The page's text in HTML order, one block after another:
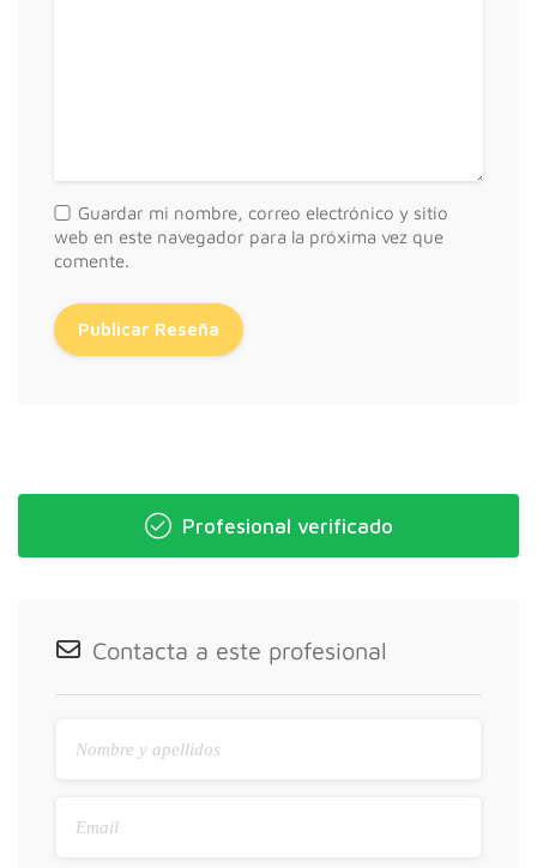
Guardar mi nombre, correo electrónico y sitio
web en este navegador para la próxima vez que
comente.
Profesional verificado
Contacta a este profesional